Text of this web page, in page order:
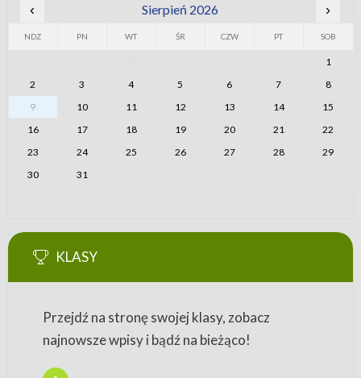
‹ Sierpień 2026 ›
NDZ PN WT ŚR CZW PT SOB
1
2
3 4 5 6 7
8
9
10 11 12 13 14
15
16
17 18 19 20 21
22
23
24 25 26 27 28
29
30
31
KLASY
Przejdź na stronę swojej klasy, zobacz
najnowsze wpisy i bądź na bieżąco!